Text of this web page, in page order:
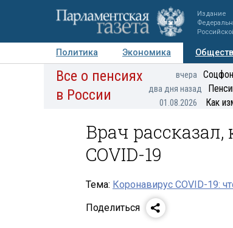
Издание
Политика Экономика
Авторы Персоны Мнения
Все о пенсиях
в России
вчера
два дня назад
01.08.2026 Как
Врач
COVID-19
Тема: Коронавирус COVID-19:
Поделиться